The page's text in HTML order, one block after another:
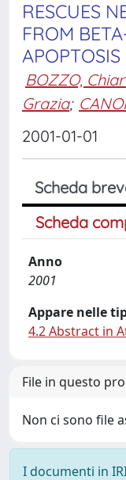
RESCUES
FROM
APOPTOSIS
BOZZO,
Grazia;
2001-01-01
Scheda
Scheda
Anno
2001
Appare nelle
4.2 Abstract in
File in questo
Non ci sono file
I documenti in